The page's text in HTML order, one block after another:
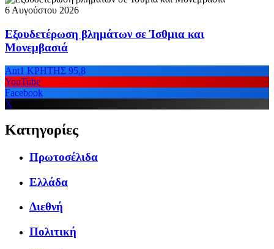
6 Αυγούστου 2026
Εξουδετέρωση βλημάτων σε Ίσθμια και
Μονεμβασιά
Ant1 ΚΡΗΤΗΣ 95.8
YouTube
Facebook
X
Κατηγορίες
Πρωτοσέλιδα
Ελλάδα
Διεθνή
Πολιτική